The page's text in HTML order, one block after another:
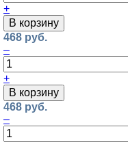
+
В корзину
468 руб.
–
+
В корзину
468 руб.
–